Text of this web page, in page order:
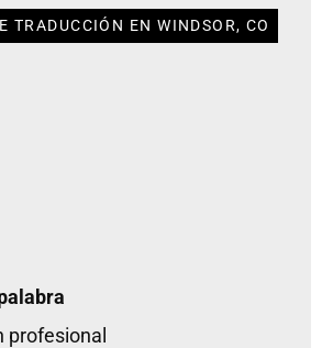
TRADUCCIÓN EN WINDSOR, CO
profesional